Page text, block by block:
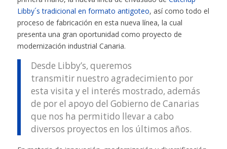
Libby´s tradicional en formato antigoteo, así como todo el
proceso de fabricación en esta nueva línea, la cual
presenta una gran oportunidad como proyecto de
modernización industrial Canaria.
Desde Libby’s, queremos
transmitir nuestro agradecimiento por
esta visita y el interés mostrado, además
de por el apoyo del Gobierno de Canarias
que nos ha permitido llevar a cabo
diversos proyectos en los últimos años.